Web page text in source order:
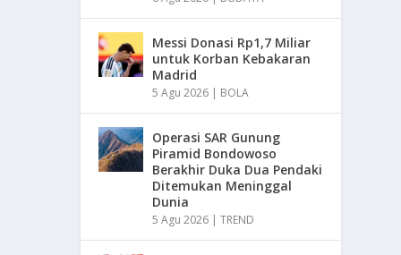
Messi Donasi Rp1,7 Miliar
untuk Korban Kebakaran
Madrid
5 Agu 2026 | BOLA
Operasi SAR Gunung
Piramid Bondowoso
Berakhir Duka Dua Pendaki
Ditemukan Meninggal
Dunia
5 Agu 2026 |TREND